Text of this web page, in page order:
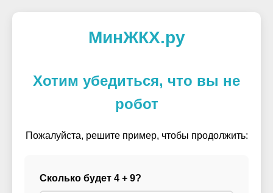
МинЖКХ.ру
Хотим убедиться, что вы не
робот
Пожалуйста, решите пример, чтобы продолжить:
Сколько будет 4 + 9?